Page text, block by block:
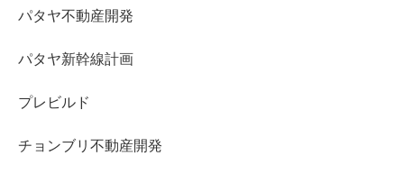
パタヤ不動産開発
パタヤ新幹線計画
プレビルド
チョンブリ不動産開発